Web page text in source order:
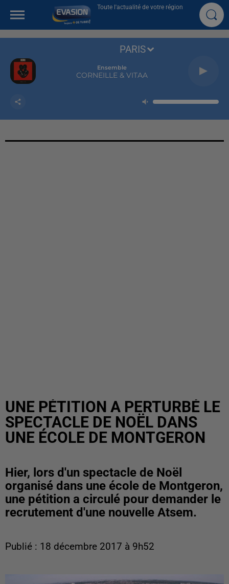
Toute l'actualité de votre région
Ensemble
CORNEILLE & VITAA
PARIS
UNE PÉTITION A PERTURBÉ LE
SPECTACLE DE NOËL DANS
UNE ÉCOLE DE MONTGERON
Hier, lors d'un spectacle de Noël
organisé dans une école de Montgeron,
une pétition a circulé pour demander le
recrutement d'une nouvelle Atsem.
Publié : 18 décembre 2017 à 9h52